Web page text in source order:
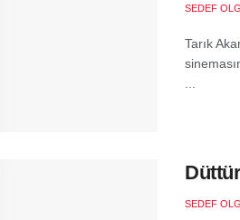
SEDEF
Tarık
SEDEF